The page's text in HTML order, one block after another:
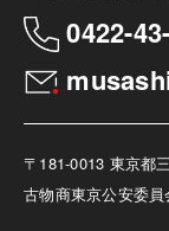
0422-
〒181-0013 東京都
古物商東京公安委